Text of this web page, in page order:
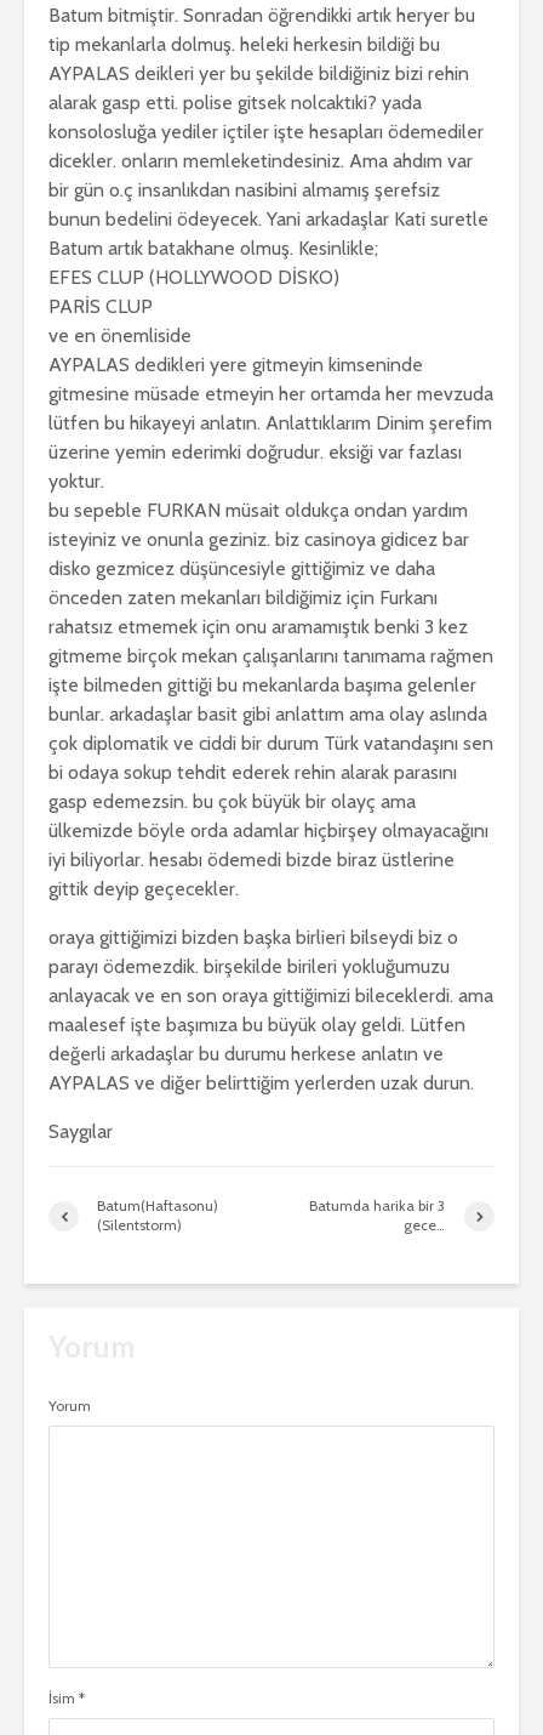
Batum bitmiştir. Sonradan öğrendikki artık heryer bu
tip mekanlarla dolmuş. heleki herkesin bildiği bu
AYPALAS deikleri yer bu şekilde bildiğiniz bizi rehin
alarak gasp etti. polise gitsek nolcaktıki? yada
konsolosluğa yediler içtiler işte hesapları ödemediler
dicekler. onların memleketindesiniz. Ama ahdım var
bir gün o.ç insanlıkdan nasibini almamış şerefsiz
bunun bedelini ödeyecek. Yani arkadaşlar Kati suretle
Batum artık batakhane olmuş. Kesinlikle;
EFES CLUP (HOLLYWOOD DİSKO)
PARİS CLUP
ve en önemliside
AYPALAS dedikleri yere gitmeyin kimseninde
gitmesine müsade etmeyin her ortamda her mevzuda
lütfen bu hikayeyi anlatın. Anlattıklarım Dinim şerefim
üzerine yemin ederimki doğrudur. eksiği var fazlası
yoktur.
bu sepeble FURKAN müsait oldukça ondan yardım
isteyiniz ve onunla geziniz. biz casinoya gidicez bar
disko gezmicez düşüncesiyle gittiğimiz ve daha
önceden zaten mekanları bildiğimiz için Furkanı
rahatsız etmemek için onu aramamıştık benki 3 kez
gitmeme birçok mekan çalışanlarını tanımama rağmen
işte bilmeden gittiği bu mekanlarda başıma gelenler
bunlar. arkadaşlar basit gibi anlattım ama olay aslında
çok diplomatik ve ciddi bir durum Türk vatandaşını sen
bi odaya sokup tehdit ederek rehin alarak parasını
gasp edemezsin. bu çok büyük bir olayç ama
ülkemizde böyle orda adamlar hiçbirşey olmayacağını
iyi biliyorlar. hesabı ödemedi bizde biraz üstlerine
gittik deyip geçecekler.
oraya gittiğimizi bizden başka birlieri bilseydi biz o
parayı ödemezdik. birşekilde birileri yokluğumuzu
anlayacak ve en son oraya gittiğimizi bileceklerdi. ama
maalesef işte başımıza bu büyük olay geldi. Lütfen
değerli arkadaşlar bu durumu herkese anlatın ve
AYPALAS ve diğer belirttiğim yerlerden uzak durun.
Saygılar
Batum(Haftasonu)
(Silentstorm)
Batumda harika bir 3
gece…
Yorum
İsim *